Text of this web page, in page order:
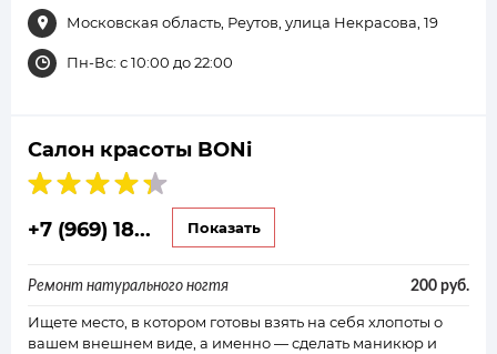
Московская область, Реутов, улица Некрасова, 19
Пн-Вс: с 10:00 до 22:00
Салон красоты BONi
+7 (969) 18... Показать
Ремонт натурального ногтя 200 руб.
Ищете место, в котором готовы взять на себя хлопоты о
вашем внешнем виде, а именно — сделать маникюр и